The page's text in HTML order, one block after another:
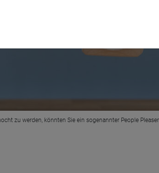
zu werden, könnten Sie ein sogenannter People